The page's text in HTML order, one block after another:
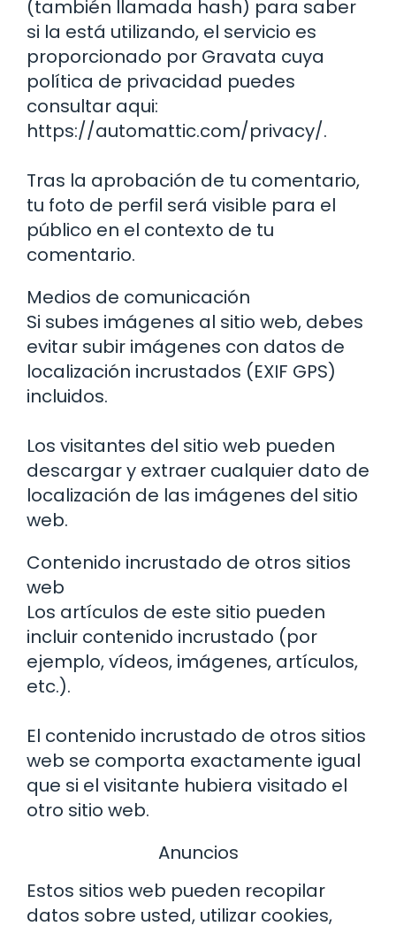
(también llamada hash) para saber
si la está utilizando, el servicio es
proporcionado por Gravata cuya
política de privacidad puedes
consultar aqui:
https://automattic.com/privacy/.
Tras la aprobación de tu comentario,
tu foto de perfil será visible para el
público en el contexto de tu
comentario.
Medios de comunicación
Si subes imágenes al sitio web, debes
evitar subir imágenes con datos de
localización incrustados (EXIF GPS)
incluidos.
Los visitantes del sitio web pueden
descargar y extraer cualquier dato de
localización de las imágenes del sitio
web.
Contenido incrustado de otros sitios
web
Los artículos de este sitio pueden
incluir contenido incrustado (por
ejemplo, vídeos, imágenes, artículos,
etc.).
El contenido incrustado de otros sitios
web se comporta exactamente igual
que si el visitante hubiera visitado el
otro sitio web.
Anuncios
Estos sitios web pueden recopilar
datos sobre usted, utilizar cookies,